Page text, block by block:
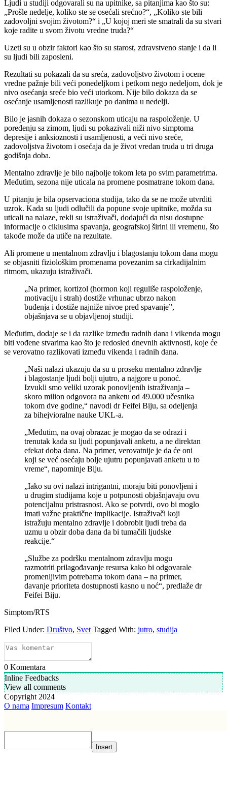
Ljudi u studiji odgovarali su na upitnike, sa pitanjima kao što su:
„Prošle nedelje, koliko ste se osećali srećno?“, „Koliko ste bili
zadovoljni svojim životom?“ i „U kojoj meri ste smatrali da su stvari
koje radite u svom životu vredne truda?“
Uzeti su u obzir faktori kao što su starost, zdravstveno stanje i da li
su ljudi bili zaposleni.
Rezultati su pokazali da su sreća, zadovoljstvo životom i ocene
vredne pažnje bili veći ponedeljkom i petkom nego nedeljom, dok je
nivo osećanja sreće bio veći utorkom. Nije bilo dokaza da se
osećanje usamljenosti razlikuje po danima u nedelji.
Bilo je jasnih dokaza o sezonskom uticaju na raspoloženje. U
poređenju sa zimom, ljudi su pokazivali niži nivo simptoma
depresije i anksioznosti i usamljenosti, a veći nivo sreće,
zadovoljstva životom i osećaja da je život vredan truda u tri druga
godišnja doba.
Mentalno zdravlje je bilo najbolje tokom leta po svim parametrima.
Međutim, sezona nije uticala na promene posmatrane tokom dana.
U pitanju je bila opservaciona studija, tako da se ne može utvrditi
uzrok. Kada su ljudi odlučili da popune svoje upitnike, možda su
uticali na nalaze, rekli su istraživači, dodajući da nisu dostupne
informacije o ciklusima spavanja, geografskoj širini ili vremenu, što
takođe može da utiče na rezultate.
Ali promene u mentalnom zdravlju i blagostanju tokom dana mogu
se objasniti fiziološkim promenama povezanim sa cirkadijalnim
ritmom, ukazuju istraživači.
„Na primer, kortizol (hormon koji reguliše raspoloženje,
motivaciju i strah) dostiže vrhunac ubrzo nakon
buđenja i dostiže najniže nivoe pred spavanje”,
objašnjava se u objavljenoj studiji.
Međutim, dodaje se i da razlike između radnih dana i vikenda mogu
biti vođene stvarima kao što je redosled dnevnih aktivnosti, koje će
se verovatno razlikovati između vikenda i radnih dana.
„Naši nalazi ukazuju da su u proseku mentalno zdravlje
i blagostanje ljudi bolji ujutro, a najgore u ponoć.
Izvukli smo veliki uzorak ponovljenih istraživanja –
skoro milion odgovora na anketu od 49.000 učesnika
tokom dve godine,“ navodi dr Feifei Biju, sa odeljenja
za bihejvioralne nauke UKL-a.
„Međutim, na ovaj obrazac je mogao da se odrazi i
trenutak kada su ljudi popunjavali anketu, a ne direktan
efekat doba dana. Na primer, verovatnije je da će oni
koji se već osećaju bolje ujutru popunjavati anketu u to
vreme“, napominje Biju.
„Iako su ovi nalazi intrigantni, moraju biti ponovljeni i
u drugim studijama koje u potpunosti objašnjavaju ovu
potencijalnu pristrasnost. Ako se potvrdi, ovo bi moglo
imati važne praktične implikacije. Istraživači koji
istražuju mentalno zdravlje i dobrobit ljudi treba da
uzmu u obzir doba dana da bi tumačili ljudske
reakcije.“
„Službe za podršku mentalnom zdravlju mogu
razmotriti prilagođavanje resursa kako bi odgovarale
promenljivim potrebama tokom dana – na primer,
davanje prioriteta dostupnosti kasno u noć“, predlaže dr
Feifei Biju.
Simptom/RTS
Filed Under: Društvo, Svet Tagged With: jutro, studija
0 Komentara
Inline Feedbacks
View all comments
Copyright 2024
O nama Impresum Kontakt
Insert